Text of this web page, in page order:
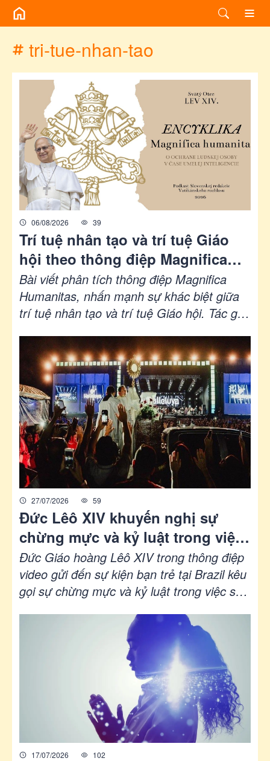
tri-tue-nhan-tao
06/08/2026 39
Trí tuệ nhân tạo và trí tuệ Giáo
hội theo thông điệp Magnifica
Humanitas
Bài viết phân tích thông điệp Magnifica
Humanitas, nhấn mạnh sự khác biệt giữa
trí tuệ nhân tạo và trí tuệ Giáo hội. Tác giả
hình thành qua đời sống cộng đoàn và Lời
Chúa, không chỉ là khái niệm lý thuyết mà
còn mang chiều kích tín lý và lịch sử. Bài
viết cũng so sánh cách Thiên Chúa mặc
khải qua Ngôi Lời nhập thể với cách truyền
thông hiện đại, khẳng định giá trị của sự
hiện diện thực tế và gần gũi giữa con
người.
27/07/2026 59
Đức Lêô XIV khuyến nghị sự
chừng mực và kỷ luật trong việc
sử dụng AI và mạng xã hội
Đức Giáo hoàng Lêô XIV trong thông điệp
video gửi đến sự kiện bạn trẻ tại Brazil kêu
gọi sự chừng mực và kỷ luật trong việc sử
nhấn mạnh tầm quan trọng của nhiệt huyết
truyền giáo và cầu nguyện để giữ ngọn lửa
đức tin. Đức Giáo hoàng khuyến khích giới
trẻ noi theo gương thánh Carlo Acutis
trong việc đặt Chúa Kitô làm trung tâm
trong mọi hành động.
17/07/2026 102
/chuyen-de/tag?id=tri-tue-nhan-tao